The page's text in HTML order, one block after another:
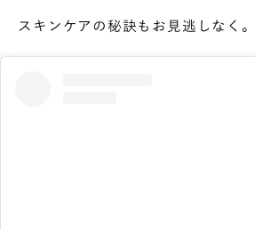
スキンケアの秘訣もお見逃しなく。